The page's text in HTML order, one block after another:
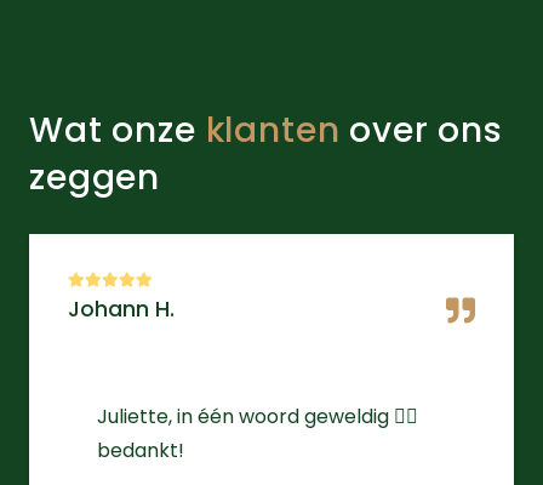
Wat onze klanten over ons
zeggen
Johann H.
Juliette, in één woord geweldig 👌🏻
bedankt!